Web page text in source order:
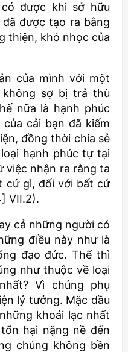
được khi sở hữu
được tạo ra bằng
thiện, khó nhọc của
của mình với một
sợ bị trả thù
nữa là hạnh phúc
cải bạn đã kiếm
đồng thời chia sẻ
hạnh phúc tự tại
việc nhận ra rằng ta
cứ gì, đối với bất cứ
VII.2).
cả những người có
điều này như là
đạo đức. Thế thì
như thuộc về loại
Vì chúng phụ
lý tưởng. Mặc dầu
khoái lạc nhất
hại nặng nề đến
chúng không bền